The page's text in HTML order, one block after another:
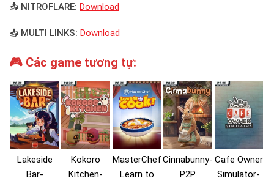
📥 NITROFLARE: Download
📥 MULTI LINKS: Download
🎮 Các game tương tự:
Lakeside
Bar-
Kokoro
Kitchen-
MasterChef
Learn to
Cinnabunny-
P2P
Cafe Owner
Simulator-